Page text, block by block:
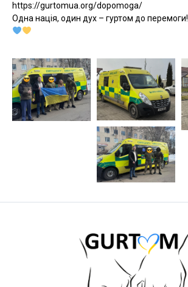
https://gurtomua.org/dopomoga/
Одна нація, один дух – гуртом до перемоги!